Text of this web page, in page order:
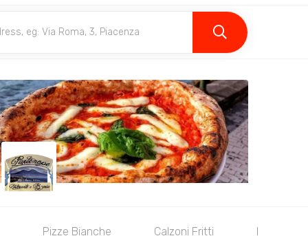
Pizze Bianche Calzoni Fritti I Primi